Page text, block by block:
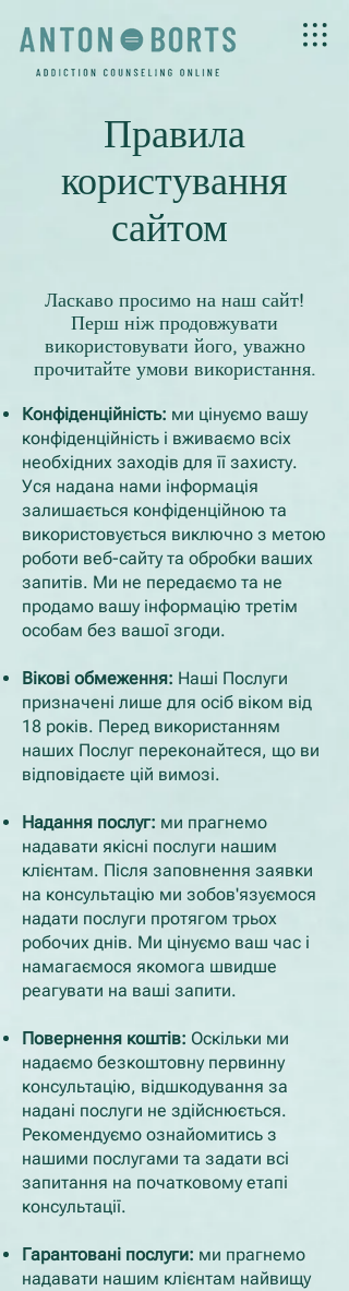
Правила
користування
сайтом
Ласкаво просимо на наш сайт!
Перш ніж продовжувати
використовувати його, уважно
прочитайте умови використання.
Конфіденційність: ми цінуємо вашу
конфіденційність і вживаємо всіх
необхідних заходів для її захисту.
Уся надана нами інформація
залишається конфіденційною та
використовується виключно з метою
роботи веб-сайту та обробки ваших
запитів. Ми не передаємо та не
продамо вашу інформацію третім
особам без вашої згоди.
Вікові обмеження: Наші Послуги
призначені лише для осіб віком від
18 років. Перед використанням
наших Послуг переконайтеся, що ви
відповідаєте цій вимозі.
Надання послуг: ми прагнемо
надавати якісні послуги нашим
клієнтам. Після заповнення заявки
на консультацію ми зобов'язуємося
надати послуги протягом трьох
робочих днів. Ми цінуємо ваш час і
намагаємося якомога швидше
реагувати на ваші запити.
Повернення коштів: Оскільки ми
надаємо безкоштовну первинну
консультацію, відшкодування за
надані послуги не здійснюється.
Рекомендуємо ознайомитись з
нашими послугами та задати всі
запитання на початковому етапі
консультації.
Гарантовані послуги: ми прагнемо
надавати нашим клієнтам найвищу